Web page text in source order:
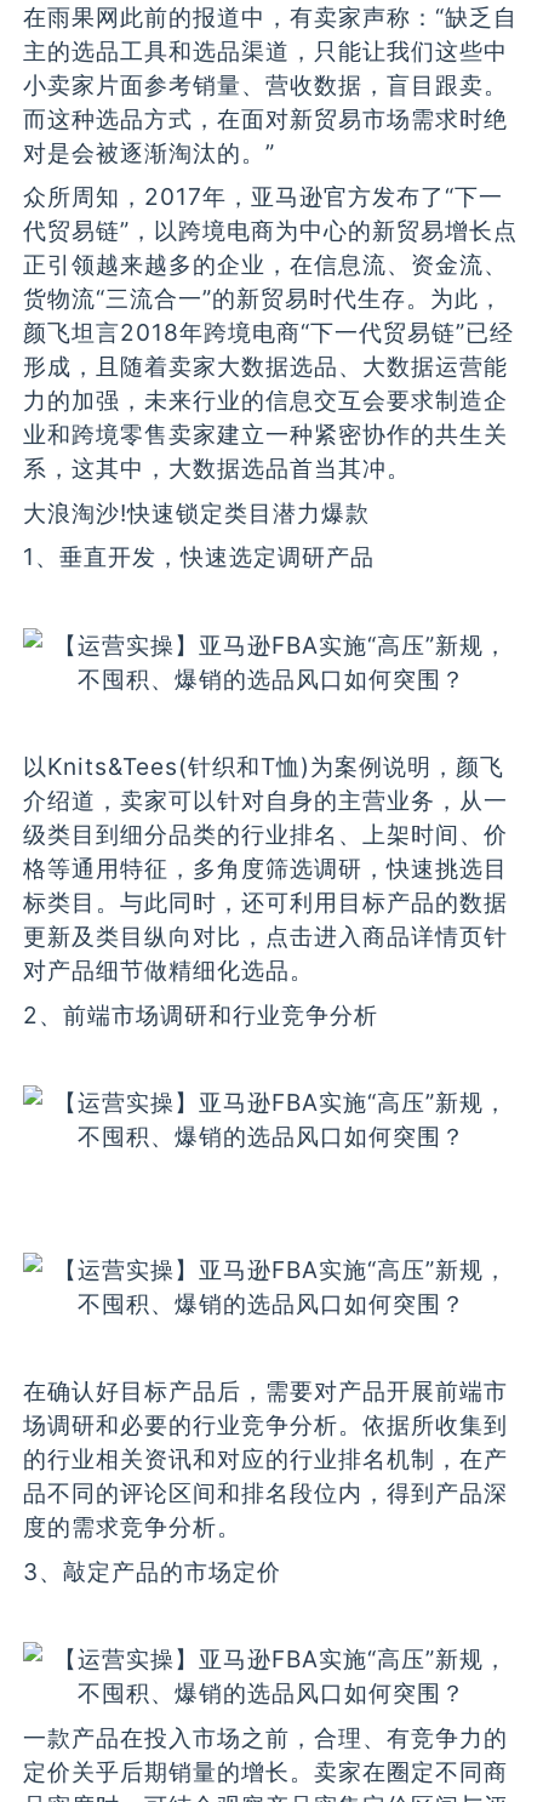
在雨果网此前的报道中，有卖家声称：“缺乏自
主的选品工具和选品渠道，只能让我们这些中
小卖家片面参考销量、营收数据，盲目跟卖。
而这种选品方式，在面对新贸易市场需求时绝
对是会被逐渐淘汰的。”
众所周知，2017年，亚马逊官方发布了“下一
代贸易链”，以跨境电商为中心的新贸易增长点
正引领越来越多的企业，在信息流、资金流、
货物流“三流合一”的新贸易时代生存。为此，
颜飞坦言2018年跨境电商“下一代贸易链”已经
形成，且随着卖家大数据选品、大数据运营能
力的加强，未来行业的信息交互会要求制造企
业和跨境零售卖家建立一种紧密协作的共生关
系，这其中，大数据选品首当其冲。
大浪淘沙!快速锁定类目潜力爆款
1、垂直开发，快速选定调研产品
以Knits&Tees(针织和T恤)为案例说明，颜飞
介绍道，卖家可以针对自身的主营业务，从一
级类目到细分品类的行业排名、上架时间、价
格等通用特征，多角度筛选调研，快速挑选目
标类目。与此同时，还可利用目标产品的数据
更新及类目纵向对比，点击进入商品详情页针
对产品细节做精细化选品。
2、前端市场调研和行业竞争分析
在确认好目标产品后，需要对产品开展前端市
场调研和必要的行业竞争分析。依据所收集到
的行业相关资讯和对应的行业排名机制，在产
品不同的评论区间和排名段位内，得到产品深
度的需求竞争分析。
3、敲定产品的市场定价
一款产品在投入市场之前，合理、有竞争力的
定价关乎后期销量的增长。卖家在圈定不同商